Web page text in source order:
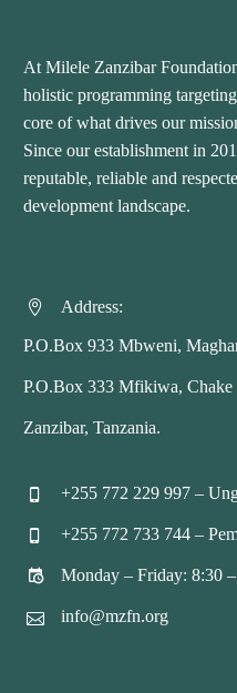
At Milele Zanzibar
holistic programming
core of what drives our
Since our establishment in
reputable, reliable and
development landscape.

 Address:
P.O.Box 933 Mbweni,
P.O.Box 333 Mfikiwa, Chake
Zanzibar, Tanzania.

 +255 772 229 997 –

 +255 772 733 744 –

 Monday – Friday: 8:30

 info@mzfn.org